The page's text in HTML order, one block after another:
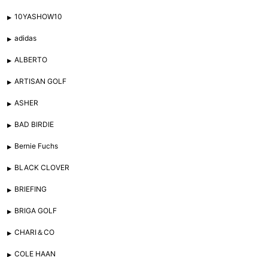
10YASHOW10
adidas
ALBERTO
ARTISAN GOLF
ASHER
BAD BIRDIE
Bernie Fuchs
BLACK CLOVER
BRIEFING
BRIGA GOLF
CHARI＆CO
COLE HAAN